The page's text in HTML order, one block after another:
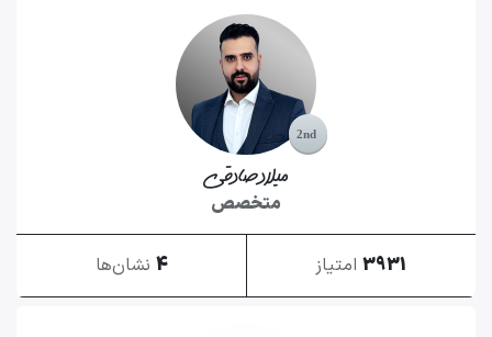
میلاد صادقی
متخصص
3931 امتیاز 4 نشان‌ها